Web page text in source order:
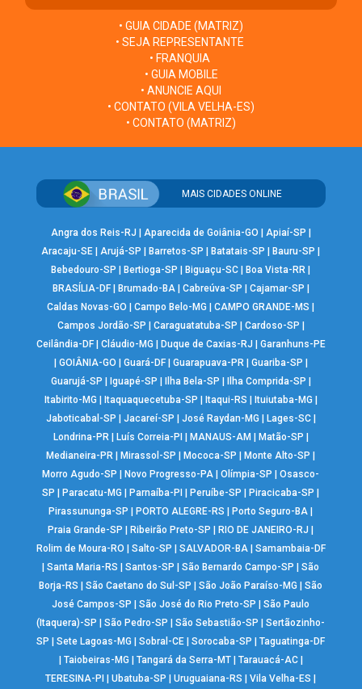
• GUIA CIDADE (MATRIZ)
• SEJA REPRESENTANTE
• FRANQUIA
• GUIA MOBILE
• ANUNCIE AQUI
• CONTATO (VILA VELHA-ES)
• CONTATO (MATRIZ)
MAIS CIDADES ONLINE
Angra dos Reis-RJ Aparecida de Goiânia-GO Apiaí-SP
Aracaju-SE |Arujá-SP Barretos-SP Batatais-SP Bauru-SP
Bebedouro-SP
Bertioga-SP Biguaçu-SC Boa Vista-RR
BRASÍLIA-DF| Brumado-BA| Cabreúva-SP Cajamar-SP
Caldas Novas-GO
|Campo Belo-MG |CAMPO GRANDE-MS
Campos Jordão-SP
Caraguatatuba-SP Cardoso-SP
Ceilândia-DF| Cláudio-MG Duque de Caxias-RJ
Garanhuns-PE
GOIÂNIA-GO Guará-DF| Guarapuava-PR| Guariba-SP
Guarujá-SP
Iguapé-SP Ilha Bela-SP Ilha Comprida-SP
Itabirito-MG
Itaquaquecetuba-SP Itaqui-RS Ituiutaba-MG
Jaboticabal-SP
Jacareí-SP José Raydan-MG Lages-SC|
Londrina-PR| Luís Correia-PI MANAUS-AM Matão-SP
Medianeira-PR
Mirassol-SP Mococa-SP Monte Alto-SP
Morro Agudo-SP
Novo Progresso-PA |Olímpia-SP |Osasco-
SP
Paracatu-MG Parnaíba-PI Peruíbe-SP Piracicaba-SP
Pirassununga-SP
PORTO ALEGRE-RS Porto Seguro-BA
Praia Grande-SP
Ribeirão Preto-SP RIO DE JANEIRO-RJ
Rolim de Moura-RO
Salto-SP SALVADOR-BA| Samambaia-DF
|Santa Maria-RS |Santos-SP |São Bernardo Campo-SP |São
Borja-RS
|São Caetano do Sul-SP |São João Paraíso-MG |São
José Campos-SP
|São José do Rio Preto-SP |São Paulo
(Itaquera)-SP
|São Pedro-SP |São Sebastião-SP |Sertãozinho-
SP
|Sete Lagoas-MG |Sobral-CE |Sorocaba-SP |Taguatinga-DF
Taiobeiras-MG Tangará da Serra-MT| Tarauacá-AC|
TERESINA-PI
|Ubatuba-SP |Uruguaiana-RS |Vila Velha-ES